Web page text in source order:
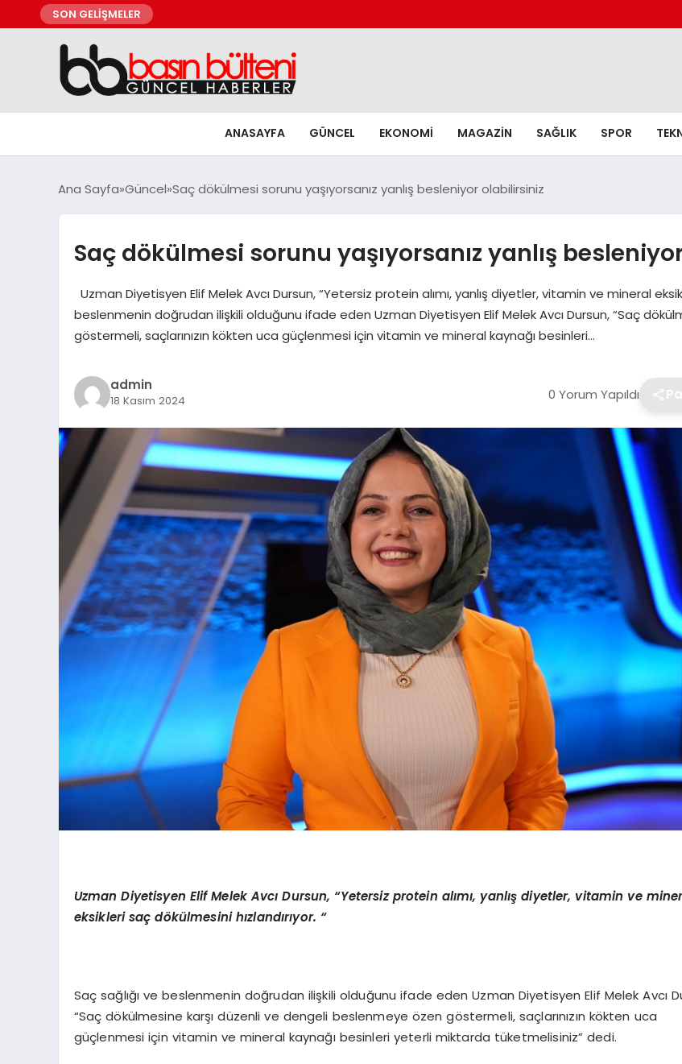
SON GELİŞMELER
ANASAYFA GÜNCEL EKONOMI MAGAZIN SAĞLIK SPOR
Ana Sayfa Güncel Saç dökülmesi sorunu yaşıyorsanız yanlış besleniyor olabilirsiniz
Saç dökülmesi sorunu yaşıyorsanız yanlış
Uzman Diyetisyen Elif Melek Avcı Dursun, “Yetersiz protein alımı, yanlış diyetler, vitamin ve mineral
beslenmenin doğrudan ilişkili olduğunu ifade eden Uzman Diyetisyen Elif Melek Avcı Dursun, “Saç
göstermeli, saçlarınızın kökten uca güçlenmesi için vitamin ve mineral kaynağı besinleri…
admin
18 Kasım 2024 0 Yorum Yapıldı
Uzman Diyetisyen Elif Melek Avcı Dursun, “Yetersiz protein alımı, yanlış diyetler, vitamin ve
eksikleri saç dökülmesini hızlandırıyor. “
Saç sağlığı ve beslenmenin doğrudan ilişkili olduğunu ifade eden Uzman Diyetisyen Elif Melek Avcı
“Saç dökülmesine karşı düzenli ve dengeli beslenmeye özen göstermeli, saçlarınızın kökten uca
güçlenmesi için vitamin ve mineral kaynağı besinleri yeterli miktarda tüketmelisiniz” dedi.